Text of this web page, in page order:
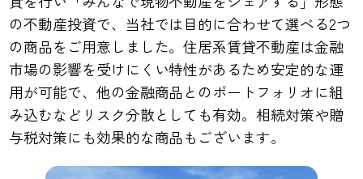
の不動産投資で、当社では目的に合わせて選べる2つ
の商品をご用意しました。住居系賃貸不動産は金融
市場の影響を受けにくい特性があるため安定的な運
用が可能で、他の金融商品とのポートフォリオに組
み込むなどリスク分散としても有効。相続対策や贈
与税対策にも効果的な商品もございます。